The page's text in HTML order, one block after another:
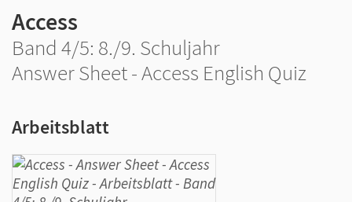
Access
Band 4/5: 8./9. Schuljahr
Answer Sheet - Access English Quiz
Arbeitsblatt